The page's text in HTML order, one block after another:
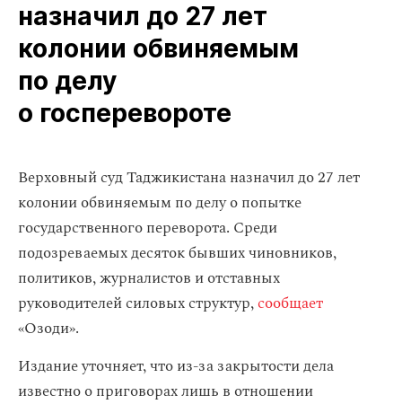
назначил до 27 лет
колонии обвиняемым
по делу
о госперевороте
Верховный суд Таджикистана назначил до 27 лет
колонии обвиняемым по делу о попытке
государственного переворота. Среди
подозреваемых десяток бывших чиновников,
политиков, журналистов и отставных
руководителей силовых структур,сообщает
«Озоди».
Издание уточняет, что из-за закрытости дела
известно о приговорах лишь в отношении